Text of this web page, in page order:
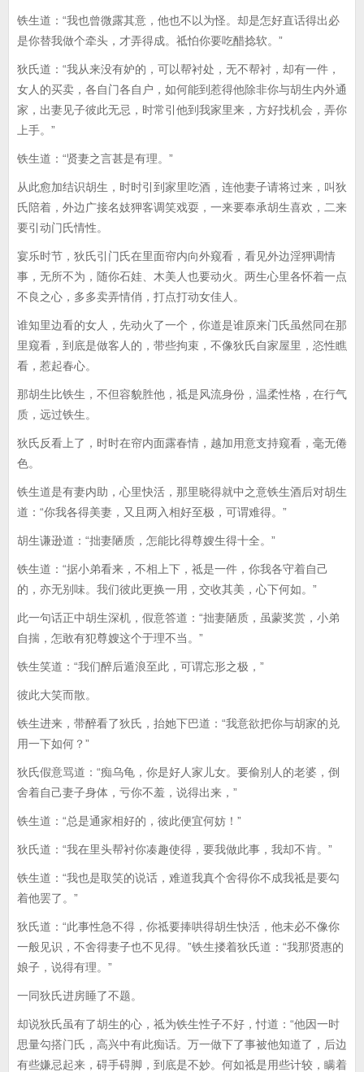
铁生道：“我也曾微露其意，他也不以为怪。却是怎好直话得出必
是你替我做个牵头，才弄得成。祗怕你要吃醋捻软。”
狄氏道：“我从来没有妒的，可以帮衬处，无不帮衬，却有一件，
女人的买卖，各自门各自户，如何能到惹得他除非你与胡生内外通
家，出妻见子彼此无忌，时常引他到我家里来，方好找机会，弄你
上手。”
铁生道：“贤妻之言甚是有理。”
从此愈加结识胡生，时时引到家里吃酒，连他妻子请将过来，叫狄
氏陪着，外边广接名妓狎客调笑戏耍，一来要奉承胡生喜欢，二来
要引动门氏情性。
宴乐时节，狄氏引门氏在里面帘内向外窥看，看见外边淫狎调情
事，无所不为，随你石娃、木美人也要动火。两生心里各怀着一点
不良之心，多多卖弄情俏，打点打动女佳人。
谁知里边看的女人，先动火了一个，你道是谁原来门氏虽然同在那
里窥看，到底是做客人的，带些拘束，不像狄氏自家屋里，恣性瞧
看，惹起春心。
那胡生比铁生，不但容貌胜他，祗是风流身份，温柔性格，在行气
质，远过铁生。
狄氏反看上了，时时在帘内面露春情，越加用意支持窥看，毫无倦
色。
铁生道是有妻内助，心里快活，那里晓得就中之意铁生酒后对胡生
道：“你我各得美妻，又且两入相好至极，可谓难得。”
胡生谦逊道：“拙妻陋质，怎能比得尊嫂生得十全。”
铁生道：“据小弟看来，不相上下，祗是一件，你我各守着自己
的，亦无别味。我们彼此更换一用，交收其美，心下何如。”
此一句话正中胡生深机，假意答道：“拙妻陋质，虽蒙奖赏，小弟
自揣，怎敢有犯尊嫂这个于理不当。”
铁生笑道：“我们醉后遁浪至此，可谓忘形之极，”
彼此大笑而散。
铁生进来，带醉看了狄氏，抬她下巴道：“我意欲把你与胡家的兑
用一下如何？”
狄氏假意骂道：“痴乌龟，你是好人家儿女。要偷别人的老婆，倒
舍着自己妻子身体，亏你不羞，说得出来，”
铁生道：“总是通家相好的，彼此便宜何妨！”
狄氏道：“我在里头帮衬你凑趣使得，要我做此事，我却不肯。”
铁生道：“我也是取笑的说话，难道我真个舍得你不成我祗是要勾
着他罢了。”
狄氏道：“此事性急不得，你祗要捧哄得胡生快活，他未必不像你
一般见识，不舍得妻子也不见得。”铁生搂着狄氏道：“我那贤惠的
娘子，说得有理。”
一同狄氏进房睡了不题。
却说狄氏虽有了胡生的心，祗为铁生性子不好，忖道：“他因一时
思量勾搭门氏，高兴中有此痴话。万一做下了事被他知道了，后边
有些嫌忌起来，碍手碍脚，到底是不妙。何如祗是用些计较，瞒着